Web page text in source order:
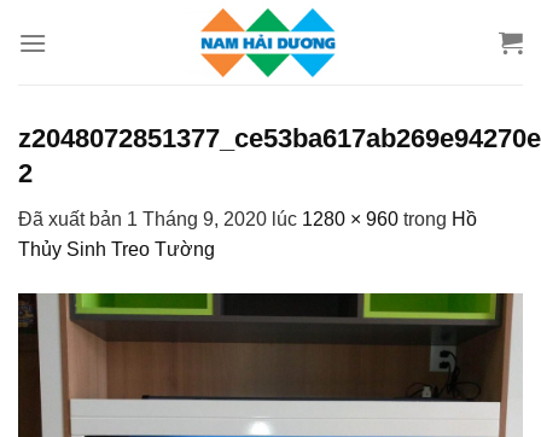
đến
2
Đã xuất bản 1 Tháng 9, 2020 lúc 1280 × 960 trong Hồ
Thủy Sinh Treo Tường